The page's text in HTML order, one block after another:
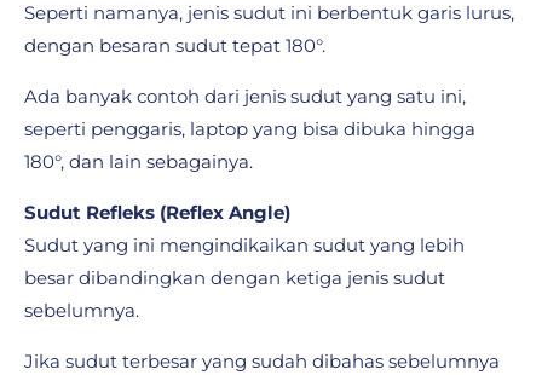
Seperti namanya, jenis sudut ini berbentuk garis lurus,
dengan besaran sudut tepat 180°.
Ada banyak contoh dari jenis sudut yang satu ini,
seperti penggaris, laptop yang bisa dibuka hingga
180°, dan lain sebagainya.
Sudut Refleks (Reflex Angle)
Sudut yang ini mengindikaikan sudut yang lebih
besar dibandingkan dengan ketiga jenis sudut
sebelumnya.
Jika sudut terbesar yang sudah dibahas sebelumnya